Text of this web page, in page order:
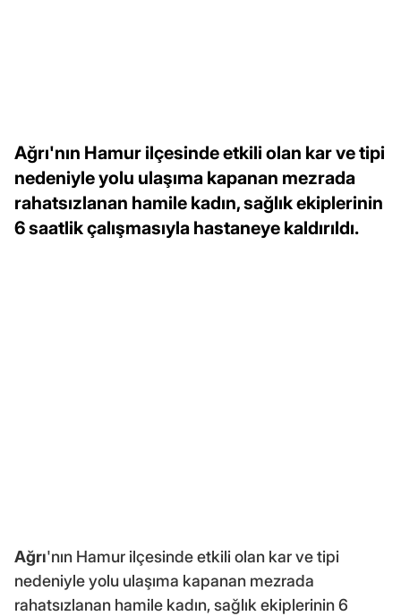
Ağrı'nın Hamur ilçesinde etkili olan kar ve tipi
nedeniyle yolu ulaşıma kapanan mezrada
rahatsızlanan hamile kadın, sağlık ekiplerinin
6 saatlik çalışmasıyla hastaneye kaldırıldı.
Ağrı'nın Hamur ilçesinde etkili olan kar ve tipi
nedeniyle yolu ulaşıma kapanan mezrada
rahatsızlanan hamile kadın, sağlık ekiplerinin 6